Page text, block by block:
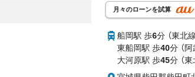
住宅ローン相談のみ
ご希望の条件などのお
お家の見学 約1時間約
現地お待ち合わせでの
月々のローンを試算
船岡駅 歩6分 （東北線
東船岡駅 歩40分 （阿
大河原駅 歩45分 （東